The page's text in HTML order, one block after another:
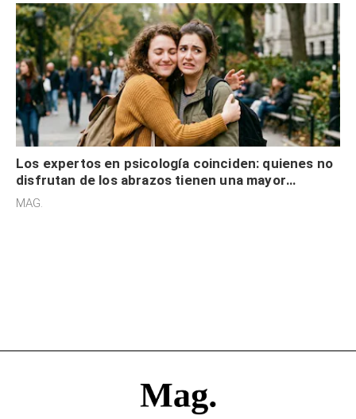
Los expertos en psicología coinciden: quienes no
disfrutan de los abrazos tienen una mayor
sensibilidad a los estímulos físicos y no es por
MAG.